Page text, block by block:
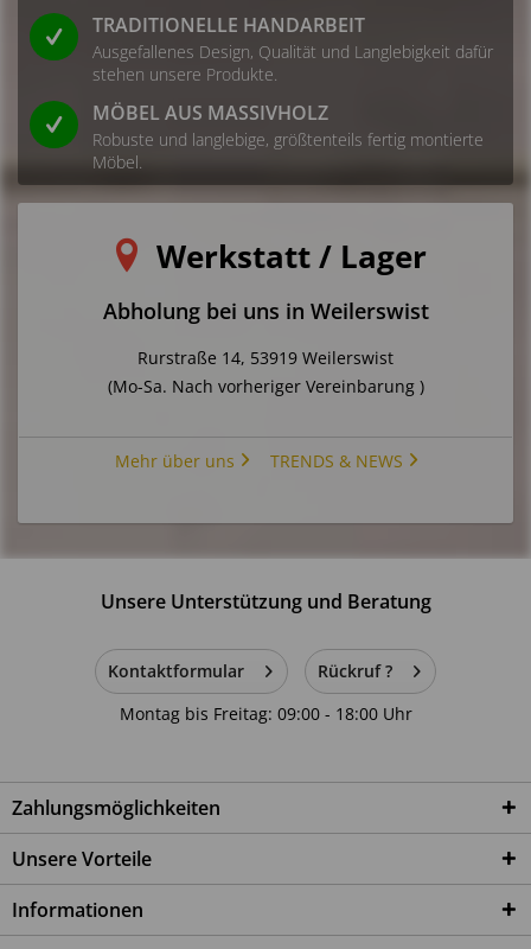
TRADITIONELLE HANDARBEIT
Ausgefallenes Design, Qualität und Langlebigkeit dafür
stehen unsere Produkte.
MÖBEL AUS MASSIVHOLZ
Robuste und langlebige, größtenteils fertig montierte
Möbel.
Werkstatt / Lager
Abholung bei uns in Weilerswist
Rurstraße 14, 53919 Weilerswist
(Mo-Sa. Nach vorheriger Vereinbarung )
Mehr über uns TRENDS & NEWS
Unsere Unterstützung und Beratung
Kontaktformular
Rückruf ?
Montag bis Freitag: 09:00 - 18:00 Uhr
Zahlungsmöglichkeiten
Unsere Vorteile
Informationen